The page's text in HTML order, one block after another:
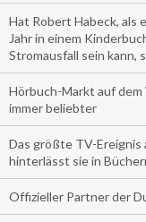
Hat Robert Habeck, als
Jahr in einem
Stromausfall sein kann,
Hörbuch-Markt auf
immer beliebter
Das größte TV-Ereignis
hinterlässt sie in
Offizieller Partner der